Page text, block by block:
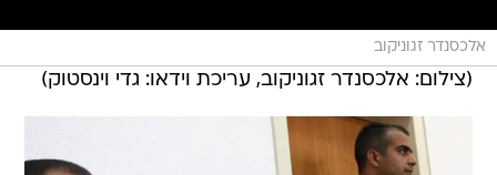
אלכסנדר זגוניקוב
(צילום: אלכסנדר זגוניקוב, עריכת וידאו: גדי וינסטוק)